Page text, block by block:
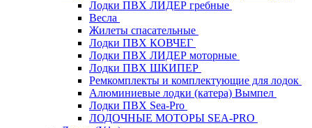
Лодки ПВХ ЛИДЕР гребные
Весла
Жилеты спасательные
Лодки ПВХ КОВЧЕГ
Лодки ПВХ ЛИДЕР моторные
Лодки ПВХ ШКИПЕР
Ремкомплекты и комплектующие для лодок
Алюминиевые лодки (катера) Вымпел
Лодки ПВХ Sea-Pro
ЛОДОЧНЫЕ МОТОРЫ SEA-PRO